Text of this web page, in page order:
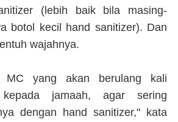
(lebih baik bila masing-
botol kecil hand sanitizer). Dan
wajahnya.
yang akan berulang kali
kepada jamaah, agar sering
dengan hand sanitizer," kata